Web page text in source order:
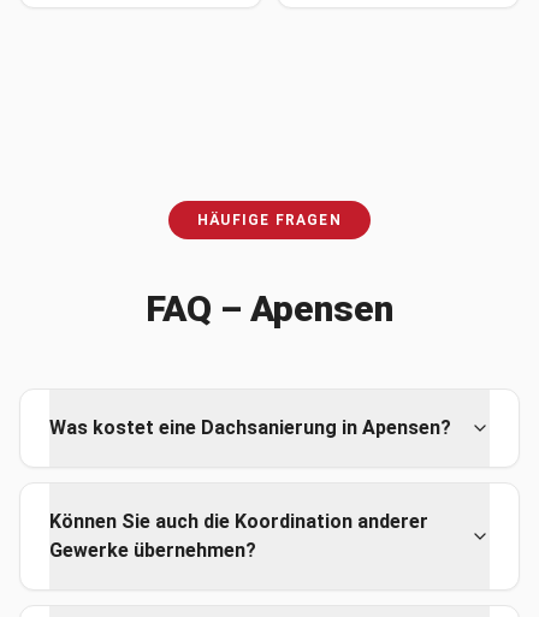
HÄUFIGE FRAGEN
FAQ – Apensen
Was kostet eine Dachsanierung in Apensen?
Können Sie auch die Koordination anderer
Gewerke übernehmen?